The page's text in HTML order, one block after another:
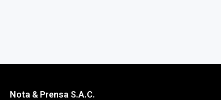
Nota & Prensa S.A.C.